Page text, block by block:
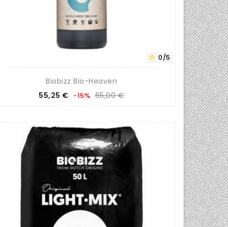
 0/5
Biobizz Bio-Heaven
Prix
55,25 € Prix
-15% 65,00 €